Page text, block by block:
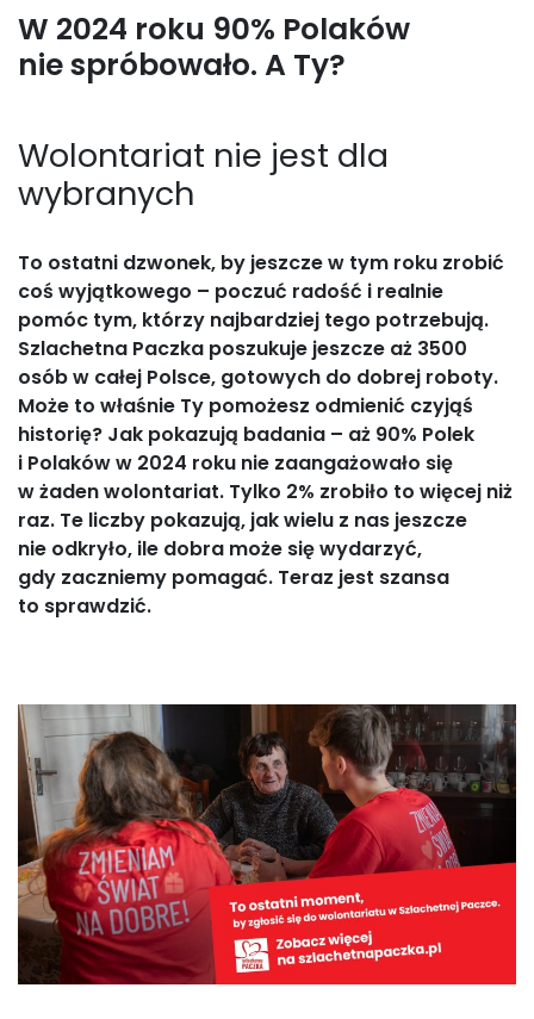
W 2024 roku 90% Polaków
nie spróbowało. A Ty?
Wolontariat nie jest dla
wybranych
To ostatni dzwonek, by jeszcze w tym roku zrobić
coś wyjątkowego – poczuć radość i realnie
pomóc tym, którzy najbardziej tego potrzebują.
Szlachetna Paczka poszukuje jeszcze aż 3500
osób w całej Polsce, gotowych do dobrej roboty.
Może to właśnie Ty pomożesz odmienić czyjąś
historię? Jak pokazują badania – aż 90% Polek
i Polaków w 2024 roku nie zaangażowało się
w żaden wolontariat. Tylko 2% zrobiło to więcej niż
raz. Te liczby pokazują, jak wielu z nas jeszcze
nie odkryło, ile dobra może się wydarzyć,
gdy zaczniemy pomagać. Teraz jest szansa
to sprawdzić.